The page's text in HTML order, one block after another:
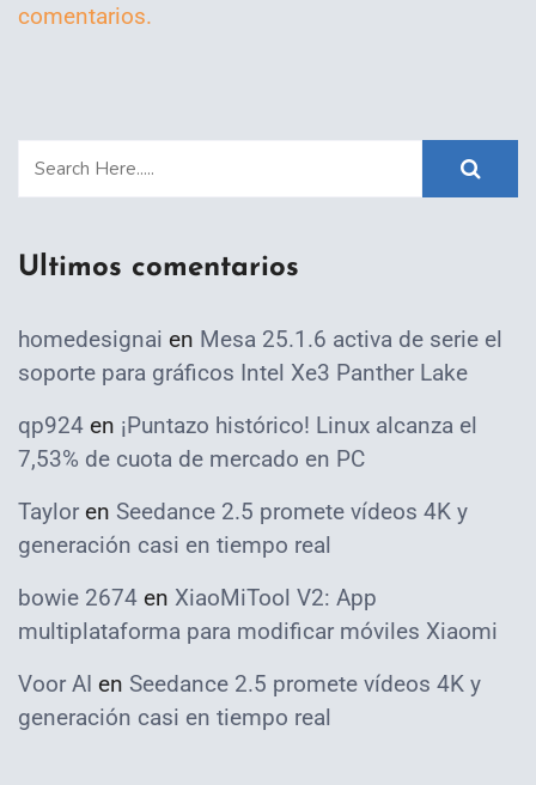
comentarios.
Ultimos comentarios
homedesignai en Mesa 25.1.6 activa de serie el
soporte para gráficos Intel Xe3 Panther Lake
qp924 en ¡Puntazo histórico! Linux alcanza el
7,53% de cuota de mercado en PC
Taylor en Seedance 2.5 promete vídeos 4K y
generación casi en tiempo real
bowie 2674 en XiaoMiTool V2: App
multiplataforma para modificar móviles Xiaomi
Voor AI en Seedance 2.5 promete vídeos 4K y
generación casi en tiempo real